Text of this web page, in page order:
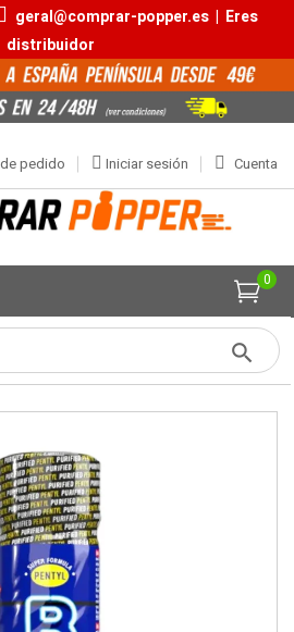
geral@comprar-popper.es| Eres
distribuidor
Cuenta
Iniciar sesión
pedido
0